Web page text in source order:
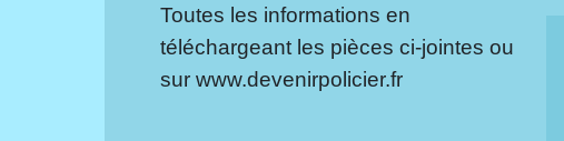
Toutes les informations en
téléchargeant les pièces ci-jointes ou
surwww.devenirpolicier.fr